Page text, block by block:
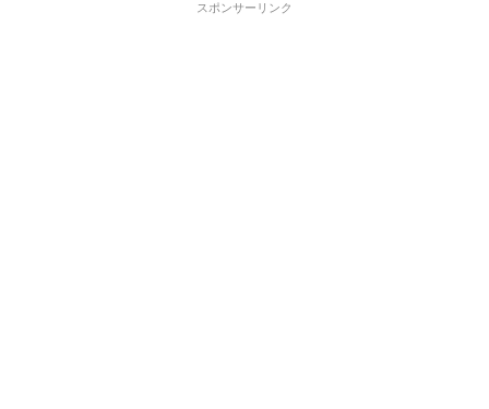
スポンサーリンク